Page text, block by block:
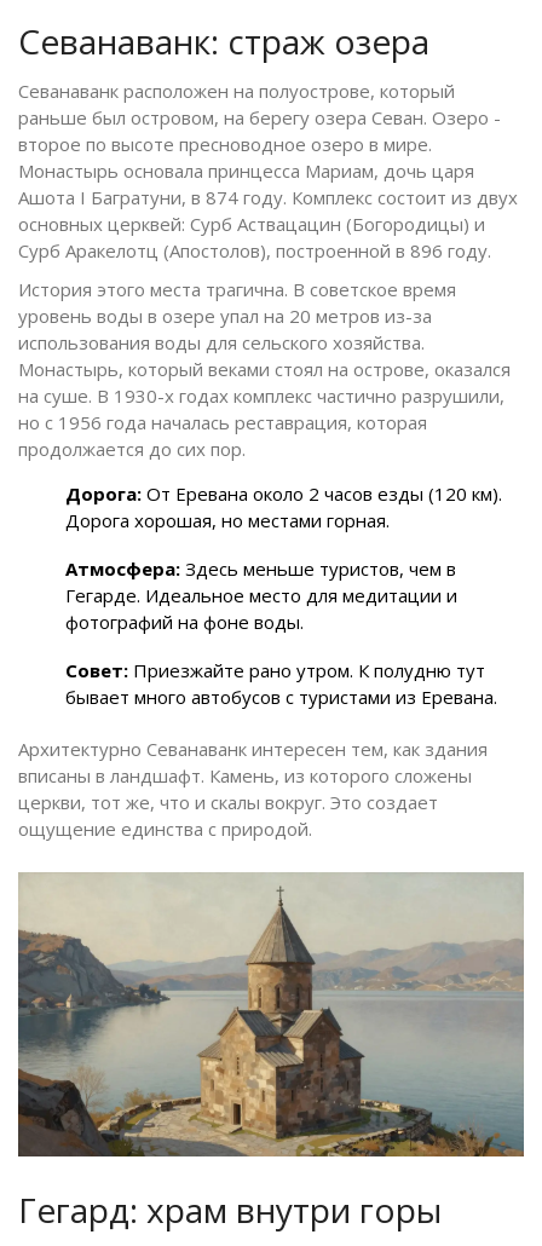
Севанаванк: страж озера
Севанаванк расположен на полуострове, который
раньше был островом, на берегу озера Севан. Озеро -
второе по высоте пресноводное озеро в мире.
Монастырь основала принцесса Мариам, дочь царя
Ашота I Багратуни, в 874 году. Комплекс состоит из двух
основных церквей: Сурб Аствацацин (Богородицы) и
Сурб Аракелотц (Апостолов), построенной в 896 году.
История этого места трагична. В советское время
уровень воды в озере упал на 20 метров из-за
использования воды для сельского хозяйства.
Монастырь, который веками стоял на острове, оказался
на суше. В 1930-х годах комплекс частично разрушили,
но с 1956 года началась реставрация, которая
продолжается до сих пор.
Дорога: От Еревана около 2 часов езды (120 км).
Дорога хорошая, но местами горная.
Атмосфера: Здесь меньше туристов, чем в
Гегарде. Идеальное место для медитации и
фотографий на фоне воды.
Совет: Приезжайте рано утром. К полудню тут
бывает много автобусов с туристами из Еревана.
Архитектурно Севанаванк интересен тем, как здания
вписаны в ландшафт. Камень, из которого сложены
церкви, тот же, что и скалы вокруг. Это создает
ощущение единства с природой.
Гегард: храм внутри горы